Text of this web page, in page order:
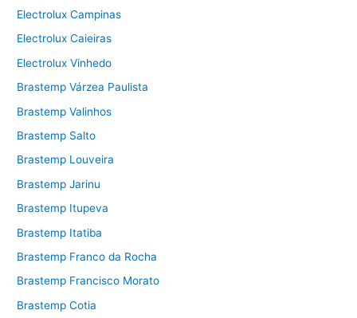
Electrolux Campinas
Electrolux Caieiras
Electrolux Vinhedo
Brastemp Várzea Paulista
Brastemp Valinhos
Brastemp Salto
Brastemp Louveira
Brastemp Jarinu
Brastemp Itupeva
Brastemp Itatiba
Brastemp Franco da Rocha
Brastemp Francisco Morato
Brastemp Cotia